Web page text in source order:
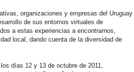
organizaciones y empresas del Uruguay
de sus entornos virtuales de
a estas experiencias a encontrarnos,
local, dando cuenta de la diversidad de
días 12 y 13 de octubre de 2011,